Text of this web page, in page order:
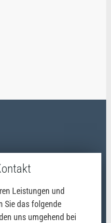
Leistungen und
Sie das folgende
uns umgehend bei